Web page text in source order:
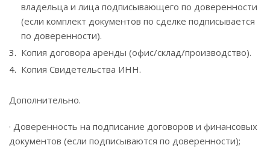
владельца и лица подписывающего по доверенности
(если комплект документов по сделке подписывается
по доверенности).
Копия договора аренды (офис/склад/производство).
Копия Свидетельства ИНН.
Дополнительно.
· Доверенность на подписание договоров и финансовых
документов (если подписываются по доверенности);